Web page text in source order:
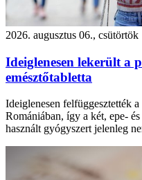
2026. augusztus 06., csütörtök
Ideiglenesen lekerült a
emésztőtabletta
Ideiglenesen felfüggesztették
Romániában, így a két, epe-
használt gyógyszert jelenleg